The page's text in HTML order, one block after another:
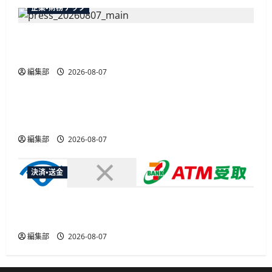
企業・財務テック
編集部 2026-08-07
広告
編集部 2026-08-07
決済・送金
編集部 2026-08-07